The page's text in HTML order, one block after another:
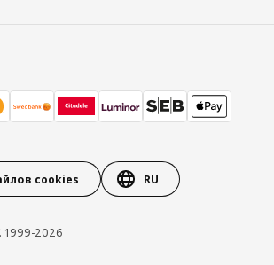
cookies RU
1999-2026